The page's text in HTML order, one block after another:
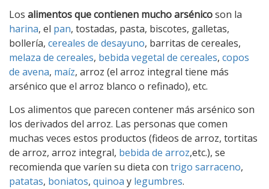
Los alimentos que contienen mucho arsénicoson la
harina, el pan, tostadas, pasta, biscotes, galletas,
bollería, cereales de desayuno, barritas de cereales,
melaza de cereales, bebida vegetal de cereales, copos
de avena, maíz, arroz (el arroz integral tiene más
arsénico que el arroz blanco o refinado), etc.
Los alimentos que parecen contener más arsénico son
los derivados del arroz. Las personas que comen
muchas veces estos productos (fideos de arroz, tortitas
de arroz, arroz integral, bebida de arroz,etc.), se
recomienda que varíen su dieta con trigo sarraceno,
patatas, boniatos, quinoa y legumbres.